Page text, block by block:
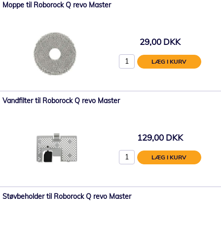
Moppe til Roborock Q revo Master
29,00 DKK
LÆG I KURV
Vandfilter til Roborock Q revo Master
129,00 DKK
LÆG I KURV
Støvbeholder til Roborock Q revo Master